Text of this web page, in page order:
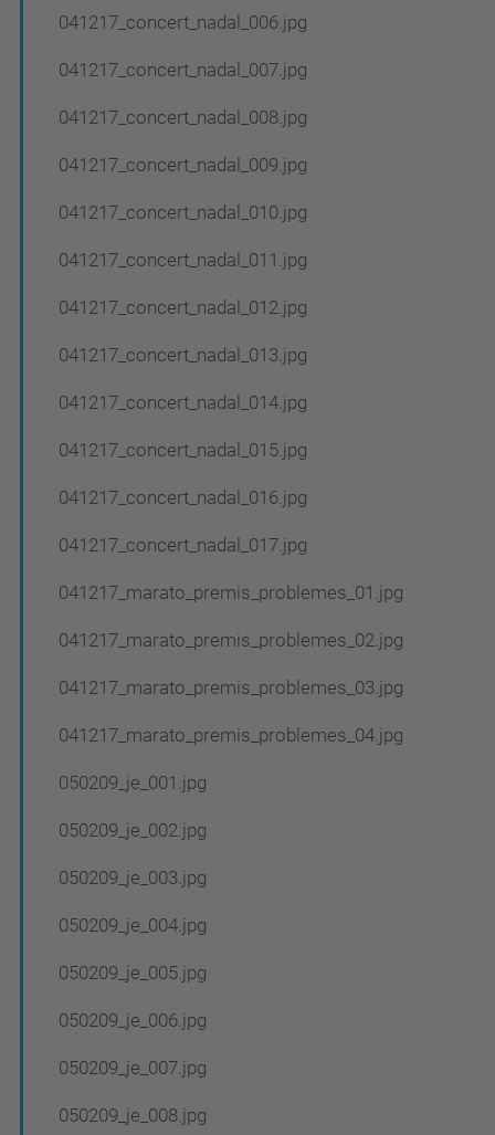
041217_concert_nadal_006.jpg
041217_concert_nadal_007.jpg
041217_concert_nadal_008.jpg
041217_concert_nadal_009.jpg
041217_concert_nadal_010.jpg
041217_concert_nadal_011.jpg
041217_concert_nadal_012.jpg
041217_concert_nadal_013.jpg
041217_concert_nadal_014.jpg
041217_concert_nadal_015.jpg
041217_concert_nadal_016.jpg
041217_concert_nadal_017.jpg
041217_marato_premis_problemes_01.jpg
041217_marato_premis_problemes_02.jpg
041217_marato_premis_problemes_03.jpg
041217_marato_premis_problemes_04.jpg
050209_je_001.jpg
050209_je_002.jpg
050209_je_003.jpg
050209_je_004.jpg
050209_je_005.jpg
050209_je_006.jpg
050209_je_007.jpg
050209_je_008.jpg